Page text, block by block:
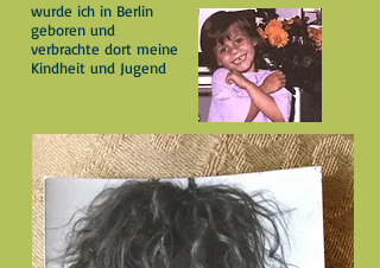
wurde ich in Berlin
geboren und
verbrachte dort meine
Kindheit und Jugend